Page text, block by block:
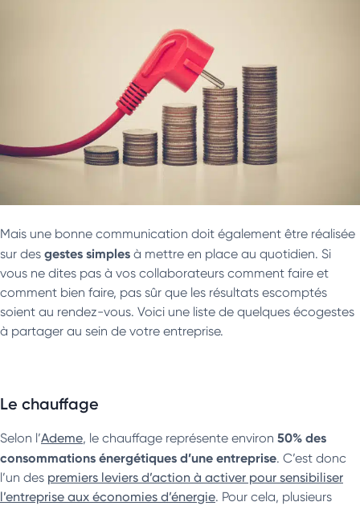
Mais une bonne communication doit également être réalisée
sur des gestes simples à mettre en place au quotidien. Si
vous ne dites pas à vos collaborateurs comment faire et
comment bien faire, pas sûr que les résultats escomptés
soient au rendez-vous. Voici une liste de quelques écogestes
à partager au sein de votre entreprise.
Le chauffage
Selon l’Ademe, le chauffage représente environ 50% des
consommations énergétiques d’une entreprise. C’est donc
l’un des premiers leviers d’action à activer pour sensibiliser
l’entreprise aux économies d’énergie. Pour cela, plusieurs